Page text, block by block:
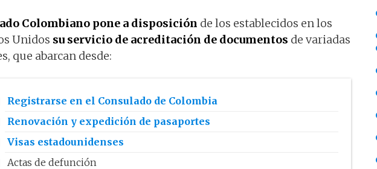
Colombiano pone a disposición de los establecidos en los
Unidos su servicio de acreditación de documentos de variadas
que abarcan desde:
Registrarse en el Consulado de Colombia
Renovación y expedición de pasaportes
Visas estadounidenses
Actas de defunción